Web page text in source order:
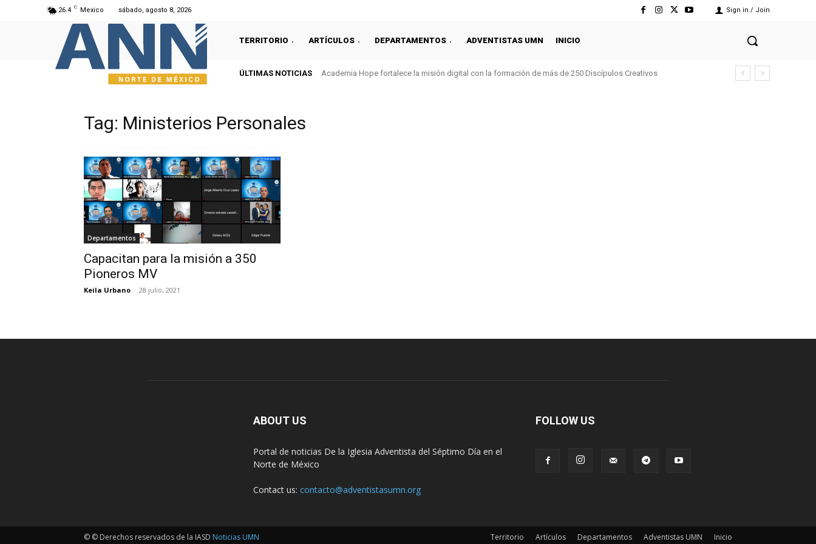
26.4 C Mexico sábado, agosto 8, 2026 Sign in / Join
TERRITORIO ARTÍCULOS DEPARTAMENTOS ADVENTISTAS UMN INICIO
ÚLTIMAS NOTICIAS Academia Hope fortalece la misión digital con la formación de más de 250 Discípulos Creativos
Tag: Ministerios Personales
Departamentos
Capacitan para la misión a 350
Pioneros MV
Keila Urbano - 28 julio, 2021
ABOUT US
Portal de noticias De la Iglesia Adventista del Séptimo Día en el
Norte de México
Contact us: contacto@adventistasumn.org
FOLLOW US
Territorio Artículos Departamentos Adventistas UMN Inicio
© © Derechos reservados de la IASD Noticias UMN